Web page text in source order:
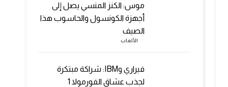
موس: الكنز المنسي يصل إلى
أجهزة الكونسول والحاسوب هذا
الصيف
الألعاب
فيراري وIBM: شراكة مبتكرة
لجذب عشاق الفورمولا 1